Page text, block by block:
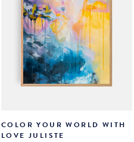
COLOR YOUR WORLD WITH
LOVE JULISTE